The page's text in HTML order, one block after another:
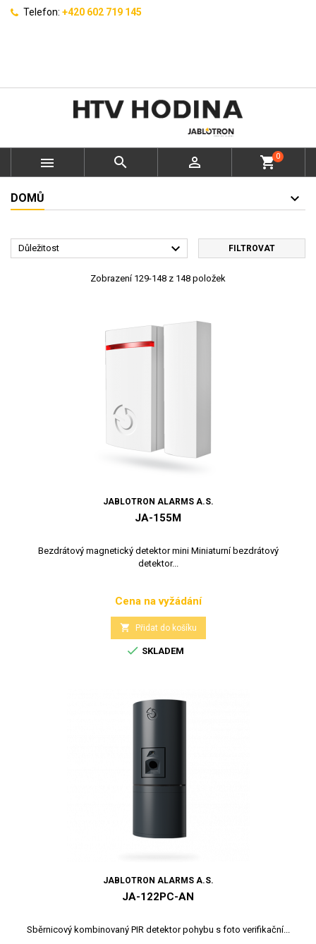
Telefon: +420 602 719 145
   shopping_cart0
DOMŮ
Důležitost  FILTROVAT
Zobrazení 129-148 z 148 položek
JABLOTRON ALARMS A.S.
JA-155M
Bezdrátový magnetický detektor mini Miniaturní bezdrátový
detektor...
Cena
Cena na vyžádání
 Přidat do košíku
 SKLADEM
JABLOTRON ALARMS A.S.
JA-122PC-AN
Sběrnicový kombinovaný PIR detektor pohybu s foto verifikační...